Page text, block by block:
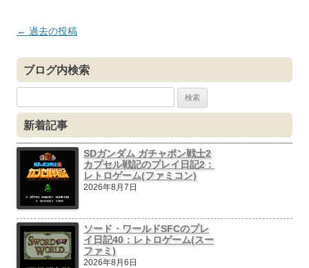
投
ナ
ビ
ゲ
ー
シ
← 過去の投稿
ブログ内検索
索:
新着記事
SDガンダム ガチャポン戦士2
カプセル戦記のプレイ日記2：
レトロゲーム(ファミコン)
2026年8月7日
ソード・ワールドSFCのプレ
イ日記40：レトロゲーム(スー
ファミ)
2026年8月6日